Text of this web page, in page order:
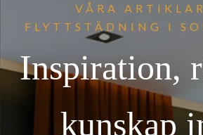
VÅRA
FLYTTSTÄDNING I
Inspiration,
kunskap